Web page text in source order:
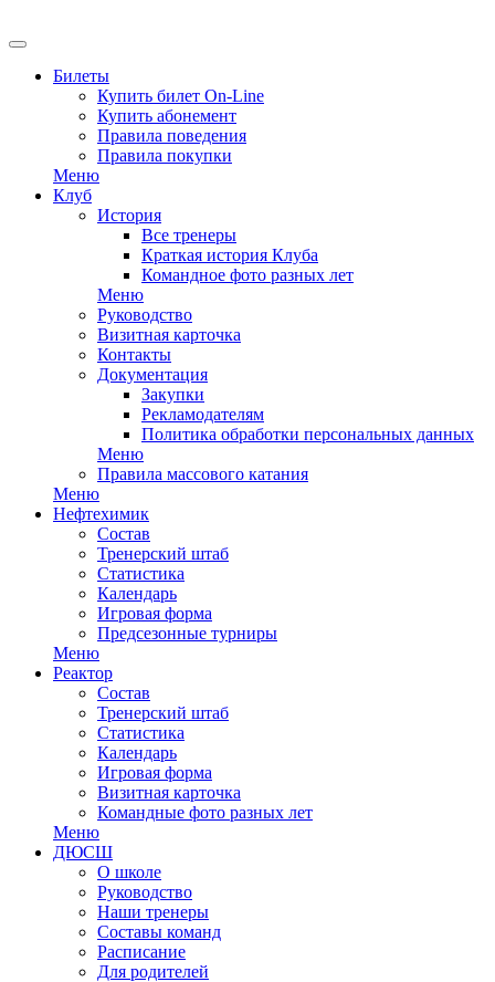
Билеты
Купить билет On-Line
Купить абонемент
Правила поведения
Правила покупки
Меню
Клуб
История
Все тренеры
Краткая история Клуба
Командное фото разных лет
Меню
Руководство
Визитная карточка
Контакты
Документация
Закупки
Рекламодателям
Политика обработки персональных данных
Меню
Правила массового катания
Меню
Нефтехимик
Состав
Тренерский штаб
Статистика
Календарь
Игровая форма
Предсезонные турниры
Меню
Реактор
Состав
Тренерский штаб
Статистика
Календарь
Игровая форма
Визитная карточка
Командные фото разных лет
Меню
ДЮСШ
О школе
Руководство
Наши тренеры
Составы команд
Расписание
Для родителей